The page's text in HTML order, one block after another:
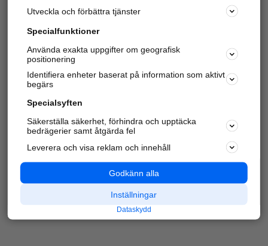
Varje vecka besöker du och4 miljoner
andra
härliga användare oss för att hitta rätt lokal
information om företag, privatpersoner och
platser.
Utveckla och förbättra tjänster
Specialfunktioner
Använda exakta uppgifter om geografisk
positionering
Identifiera enheter baserat på information som aktivt
begärs
Specialsyften
Säkerställa säkerhet, förhindra och upptäcka
bedrägerier samt åtgärda fel
Leverera och visa reklam och innehåll
Godkänn alla
Inställningar
Dataskydd